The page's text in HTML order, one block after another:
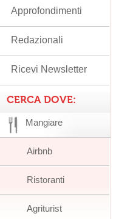
Approfondimenti
Redazionali
Ricevi Newsletter
CERCA DOVE:
Mangiare
Airbnb
Ristoranti
Agriturist